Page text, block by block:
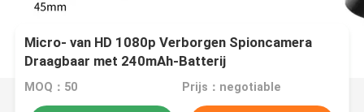
Micro- van HD 1080p Verborgen Spioncamera
Draagbaar met 240mAh-Batterij
MOQ：50 Prijs：negotiable